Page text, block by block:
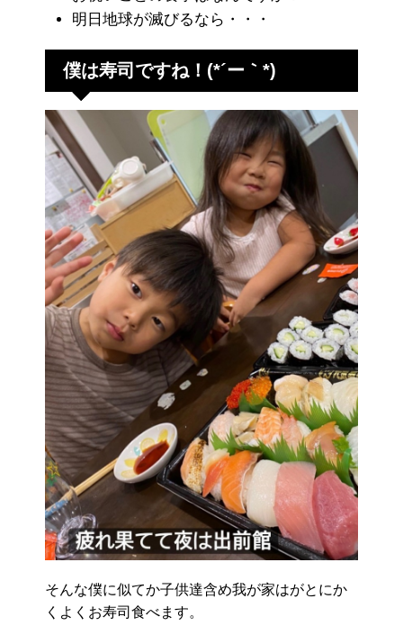
明日地球が滅びるなら・・・
僕は寿司ですね！ (*´ー｀*)
そんな僕に似てか子供達含め我が家はがとにか
くよくお寿司食べます。